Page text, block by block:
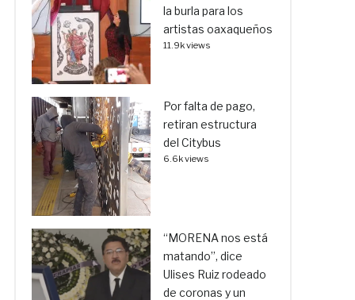
la burla para los
artistas oaxaqueños
11.9k views
Por falta de pago,
retiran estructura
del Citybus
6.6k views
“MORENA nos está
matando”, dice
Ulises Ruiz rodeado
de coronas y un